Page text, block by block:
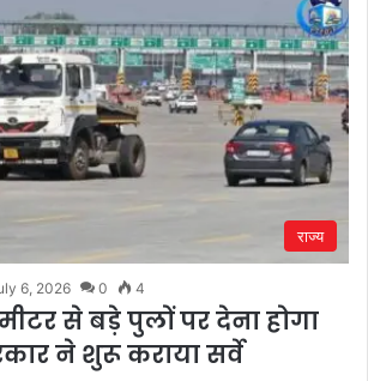
राज्य
6, 2026 0 4
से बड़े पुलों पर देना होगा
ने शुरू कराया सर्वे